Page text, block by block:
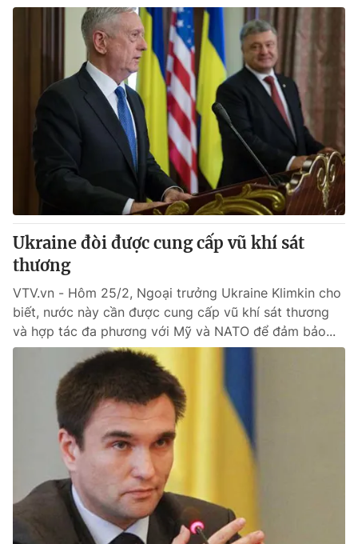
Ukraine đòi được cung cấp vũ khí sát
thương
VTV.vn - Hôm 25/2, Ngoại trưởng Ukraine Klimkin cho
biết, nước này cần được cung cấp vũ khí sát thương
và hợp tác đa phương với Mỹ và NATO để đảm bảo...